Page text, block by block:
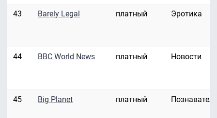
43 Barely Legal платный Эротика
44 BBC World News платный Новости
45 Big Planet платный